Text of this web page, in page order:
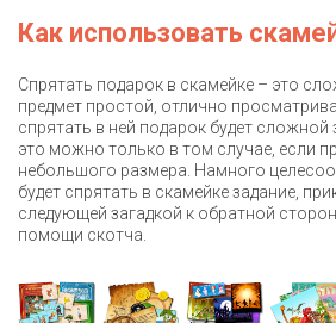
Как использовать
Спрятать подарок в скамейке – это
предмет простой, отлично
спрятать в ней подарок будет сложной
это можно только в том случае, если
небольшого размера. Намного
будет спрятать в скамейке задание,
следующей загадкой к обратной
помощи скотча.